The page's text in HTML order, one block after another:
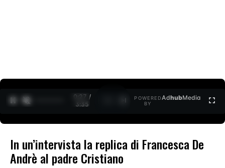
0:27 /
3:35
POWERED
BY
AdhubMedia
In un’intervista la replica di Francesca De
Andrè al padre Cristiano